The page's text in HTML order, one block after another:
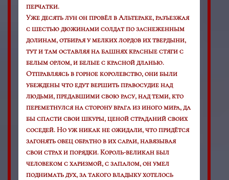
перчатки.
Уже десять лун он провёл в Альтераке, разъезжая
с шестью дюжинами солдат по заснеженным
долинам, отбирая у мелких лордов их твердыни,
тут и там оставляя на башнях красные стяги с
белым орлом, и белые с красной дланью.
Отправляясь в горное королевство, они были
убеждены что едут вершить правосудие над
людьми, предавшими свою расу, над теми, кто
переметнулся на сторону врага из иного мира, да
бы спасти свои шкуры, ценой страданий своих
соседей. Но уж никак не ожидали, что придётся
загонять овец обратно в их сараи, навязывая
свои страх и порядки. Король-великан был
человеком с харизмой, с запалом, он умел
поднимать дух, за такого владыку хотелось